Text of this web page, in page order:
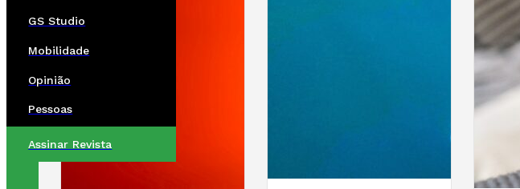
GS Studio
Mobilidade
Opinião
Pessoas
Assinar Revista